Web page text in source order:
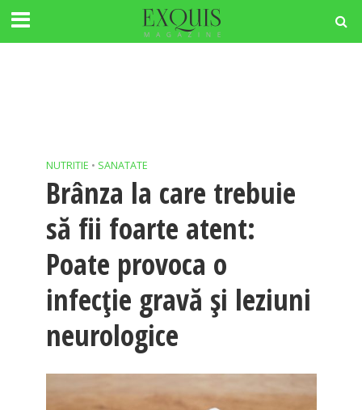
NUTRITIE • SANATATE
Brânza la care trebuie
să fii foarte atent:
Poate provoca o
infecție gravă și leziuni
neurologice